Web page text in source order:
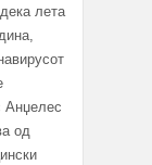
лета
Анџелес
од